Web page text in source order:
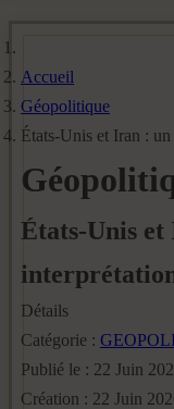
Accueil
Géopolitique
États-Unis et Iran :
États-Unis et
Détails
Catégorie :
Publié le : 22 Juin
Création : 22 Juin